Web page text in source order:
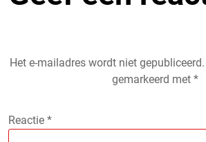
Het e-mailadres wordt niet gepubliceerd.
gemarkeerd met *
Reactie *